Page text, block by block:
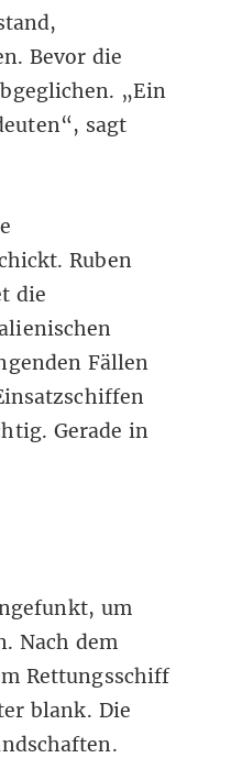
Bevor die
„Ein
sagt
Ruben
die
Fällen
Gerade in
um
Nach dem
Rettungsschiff
blank. Die